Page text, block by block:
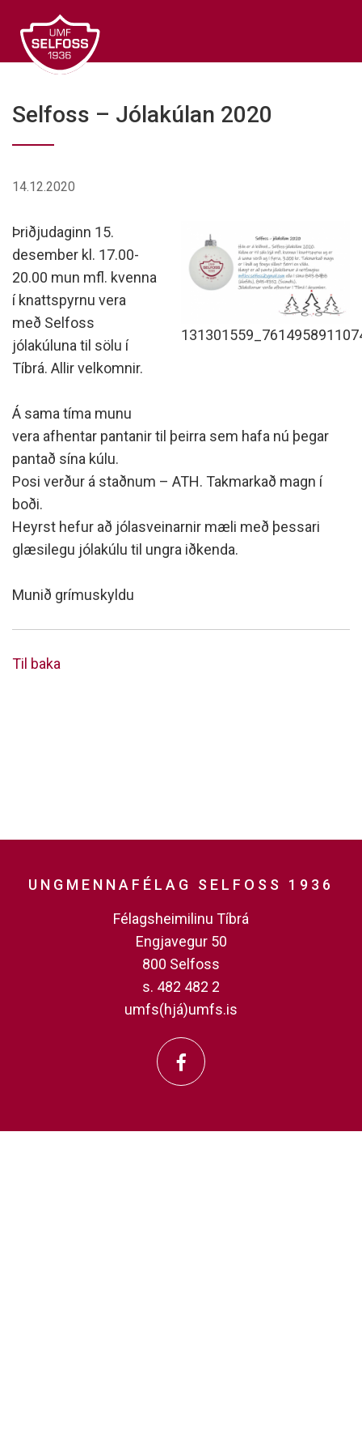
efni
Selfoss – Jólakúlan 2020
14.12.2020
Þriðjudaginn 15.
desember kl. 17.00-
20.00 mun mfl. kvenna
í knattspyrnu vera
með Selfoss
jólakúluna til sölu í
Tíbrá. Allir velkomnir.
Á sama tíma munu
vera afhentar pantanir til þeirra sem hafa nú þegar
pantað sína kúlu.
Posi verður á staðnum – ATH. Takmarkað magn í
boði.
Heyrst hefur að jólasveinarnir mæli með þessari
glæsilegu jólakúlu til ungra iðkenda.
Munið grímuskyldu
Til baka
UNGMENNAFÉLAG SELFOSS 1936
Félagsheimilinu Tíbrá
Engjavegur 50
800 Selfoss
s. 482 482 2
umfs(hjá)umfs.is